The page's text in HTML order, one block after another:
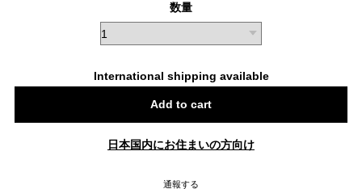
数量
International shipping available
Add to cart
日本国内にお住まいの方向け
通報する